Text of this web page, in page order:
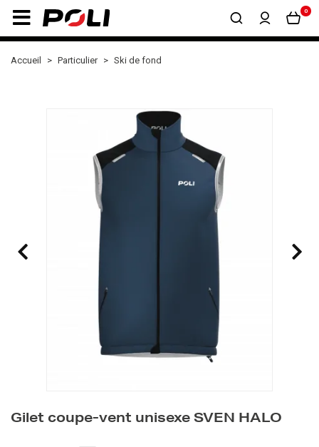
0
Accueil Particulier Ski de fond
Gilet coupe-vent unisexe SVEN HALO